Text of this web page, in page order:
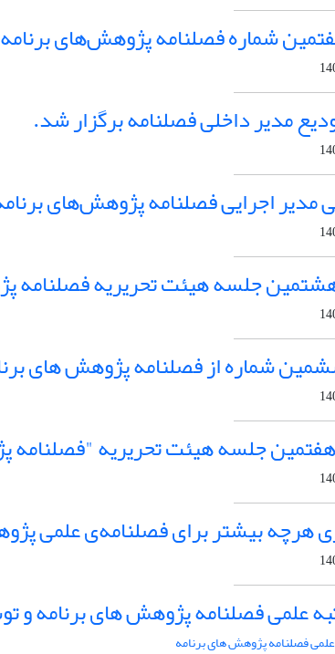
شماره فصلنامه پژوهش‌های
مدیر داخلی فصلنامه برگزار شد.
مدیر اجرایی فصلنامه پژوهش‌های
جلسه هیئت تحریریه فصلنامه
شماره از فصلنامه پژوهش های
جلسه هیئت تحریریه "فصلنامه
هرچه بیشتر برای فصلنامه‌ی علمی
علمی فصلنامه پژوهش های برنامه و